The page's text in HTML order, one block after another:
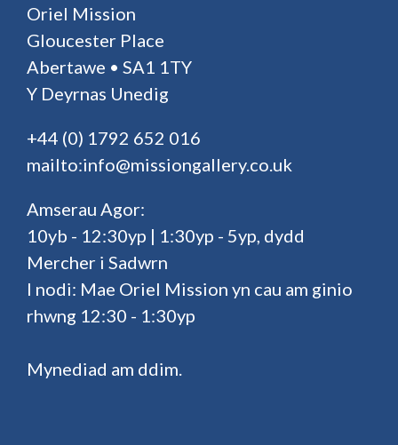
Oriel Mission
Gloucester Place
Abertawe • SA1 1TY
Y Deyrnas Unedig
+44 (0) 1792 652 016
mailto:info@missiongallery.co.uk
Amserau Agor:
10yb - 12:30yp | 1:30yp - 5yp, dydd
Mercher i Sadwrn
I nodi: Mae Oriel Mission yn cau am ginio
rhwng 12:30 - 1:30yp
Mynediad am ddim.